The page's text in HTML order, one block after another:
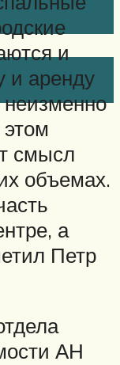
и
и аренду
смысл
объемах.
а
Петр
АН